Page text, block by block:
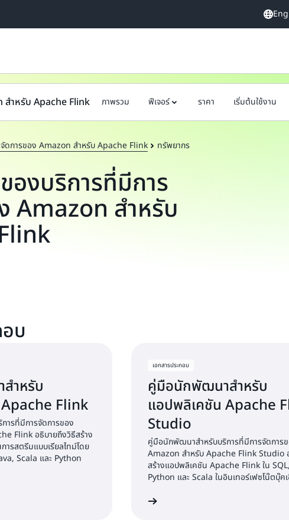
สำหรับ Apache Flink ภาพรวม ฟีเจอร์ ราคา เริ่มต้นใช้งาน
ดการของ Amazon สำหรับ Apache Flink ทรัพยากร
องบริการที่มีการ
Amazon สำหรับ
บ
ำหรับ
Flink
รที่มีการจัดการของ
Flink อธิบายถึงวิธีสร้าง
ารสตรีมแบบเรียลไทม์โดย
Scala และ Python
เอกสารประกอบ
คู่มือนักพัฒนาสำหรับ
แอปพลิเคชัน Apache
Studio
คู่มือนักพัฒนาสำหรับบริการที่มีการจัดการ
Amazon สำหรับ Apache Flink Studio
สร้างแอปพลิเคชัน Apache Flink ใน SQL,
Python และ Scala ในอินเทอร์เฟซโน๊ตบุ๊ค